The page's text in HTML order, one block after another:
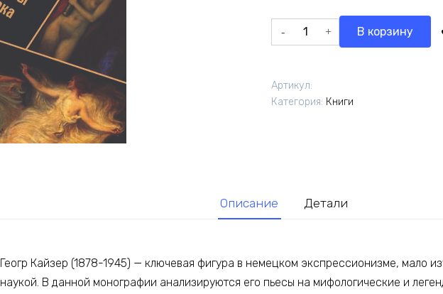
составляла
500 ₽.
Количество
товара
Георг
Кайзер
драматургии
первой
века
В корзину
Артикул:
Категория: Книги
Описание Детали
Геогр Кайзер (1878-1945) — ключевая фигура в немецком экспрессионизме, мало
наукой. В данной монографии анализируются его пьесы на мифологические и